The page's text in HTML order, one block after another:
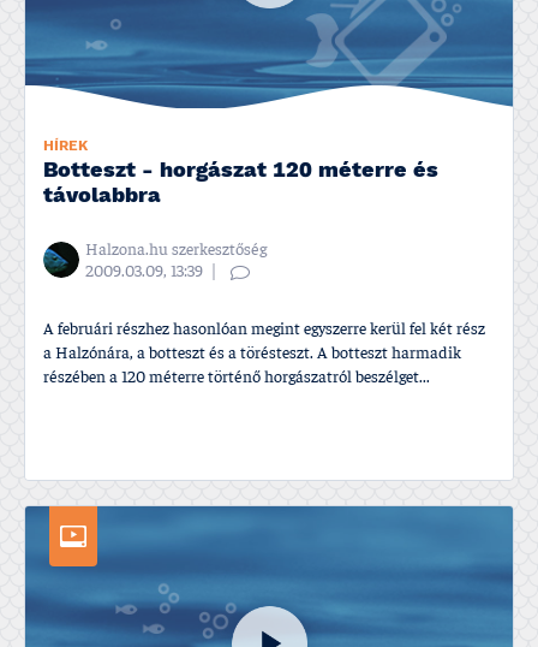
HÍREK
Botteszt - horgászat 120 méterre és
távolabbra
Halzona.hu szerkesztőség
2009.03.09, 13:39
A februári részhez hasonlóan megint egyszerre kerül fel két rész
a Halzónára, a botteszt és a törésteszt. A botteszt harmadik
részében a 120 méterre történő horgászatról beszélget...